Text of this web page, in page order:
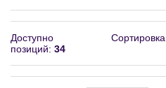
Доступно
позиций: 34